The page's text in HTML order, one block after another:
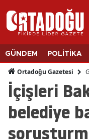
GÜNDEM POLİTİKA
Ortadoğu Gazetesi
İçişleri
belediye